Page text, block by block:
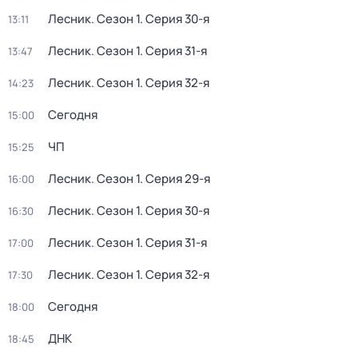
13:11 Лесник. Сезон 1. Серия 30-я
13:47 Лесник. Сезон 1. Серия 31-я
14:23 Лесник. Сезон 1. Серия 32-я
15:00 Сегодня
15:25 ЧП
16:00 Лесник. Сезон 1. Серия 29-я
16:30 Лесник. Сезон 1. Серия 30-я
17:00 Лесник. Сезон 1. Серия 31-я
17:30 Лесник. Сезон 1. Серия 32-я
18:00 Сегодня
18:45 ДНК